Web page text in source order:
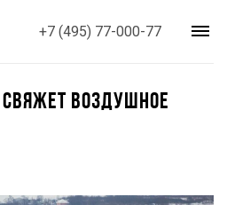
+7 (495) 77-000-77
ВОЗДУШНОЕ